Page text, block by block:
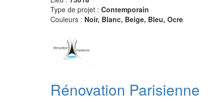
Type de projet : Contemporain
Couleurs : Noir, Blanc, Beige, Bleu, Ocre
Rénovation Parisienne